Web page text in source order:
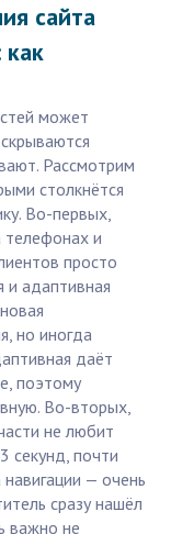
сайта
как
может
Рассмотрим
столкнётся
Во-первых,
телефонах и
просто
и адаптивная
но иногда
даёт
поэтому
Во-вторых,
не любит
секунд, почти
— очень
сразу нашёл
важно не